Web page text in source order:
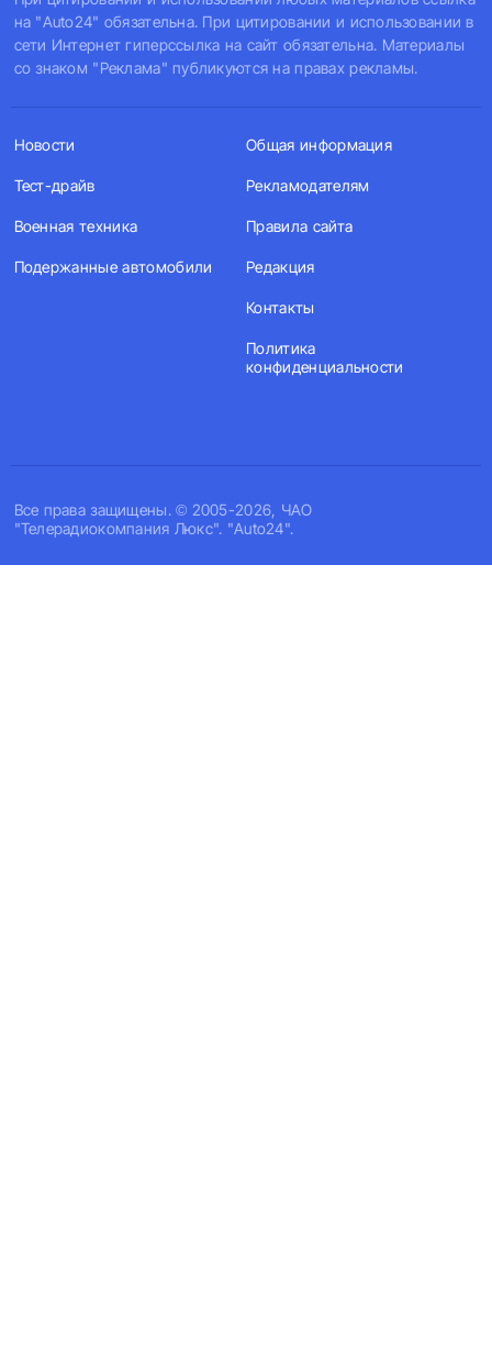
на "Auto24" обязательна. При цитировании и использовании в
сети Интернет гиперссылка на сайт обязательна. Материалы
со знаком "Реклама" публикуются на правах рекламы.
Все права защищены. © 2005-2026, ЧАО
"Телерадиокомпания Люкс". "Auto24".
Новости
Тест-драйв
Военная техника
Подержанные автомобили
Общая информация
Рекламодателям
Правила сайта
Редакция
Контакты
Политика
конфиденциальности